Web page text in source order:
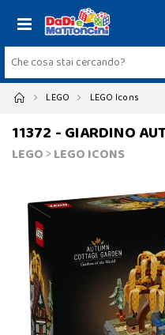
LEGO LEGO Icons
11372 - GIARDINO
LEGO>LEGO ICONS